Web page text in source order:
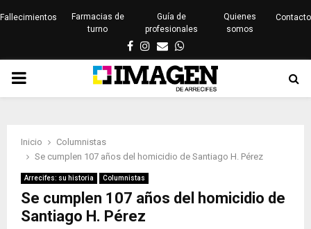
Fallecimientos
Farmacias de
turno
Guía de
profesionales
Quienes
somos
Contacto
Facebook
Instagram
EmailWhatsapp
PRIMARY
Inicio
Columnistas
Se cumplen 107 años del homicidio de Santiago H. Pérez
Arrecifes: su historia Columnistas
Se cumplen 107 años del homicidio de
Santiago H. Pérez